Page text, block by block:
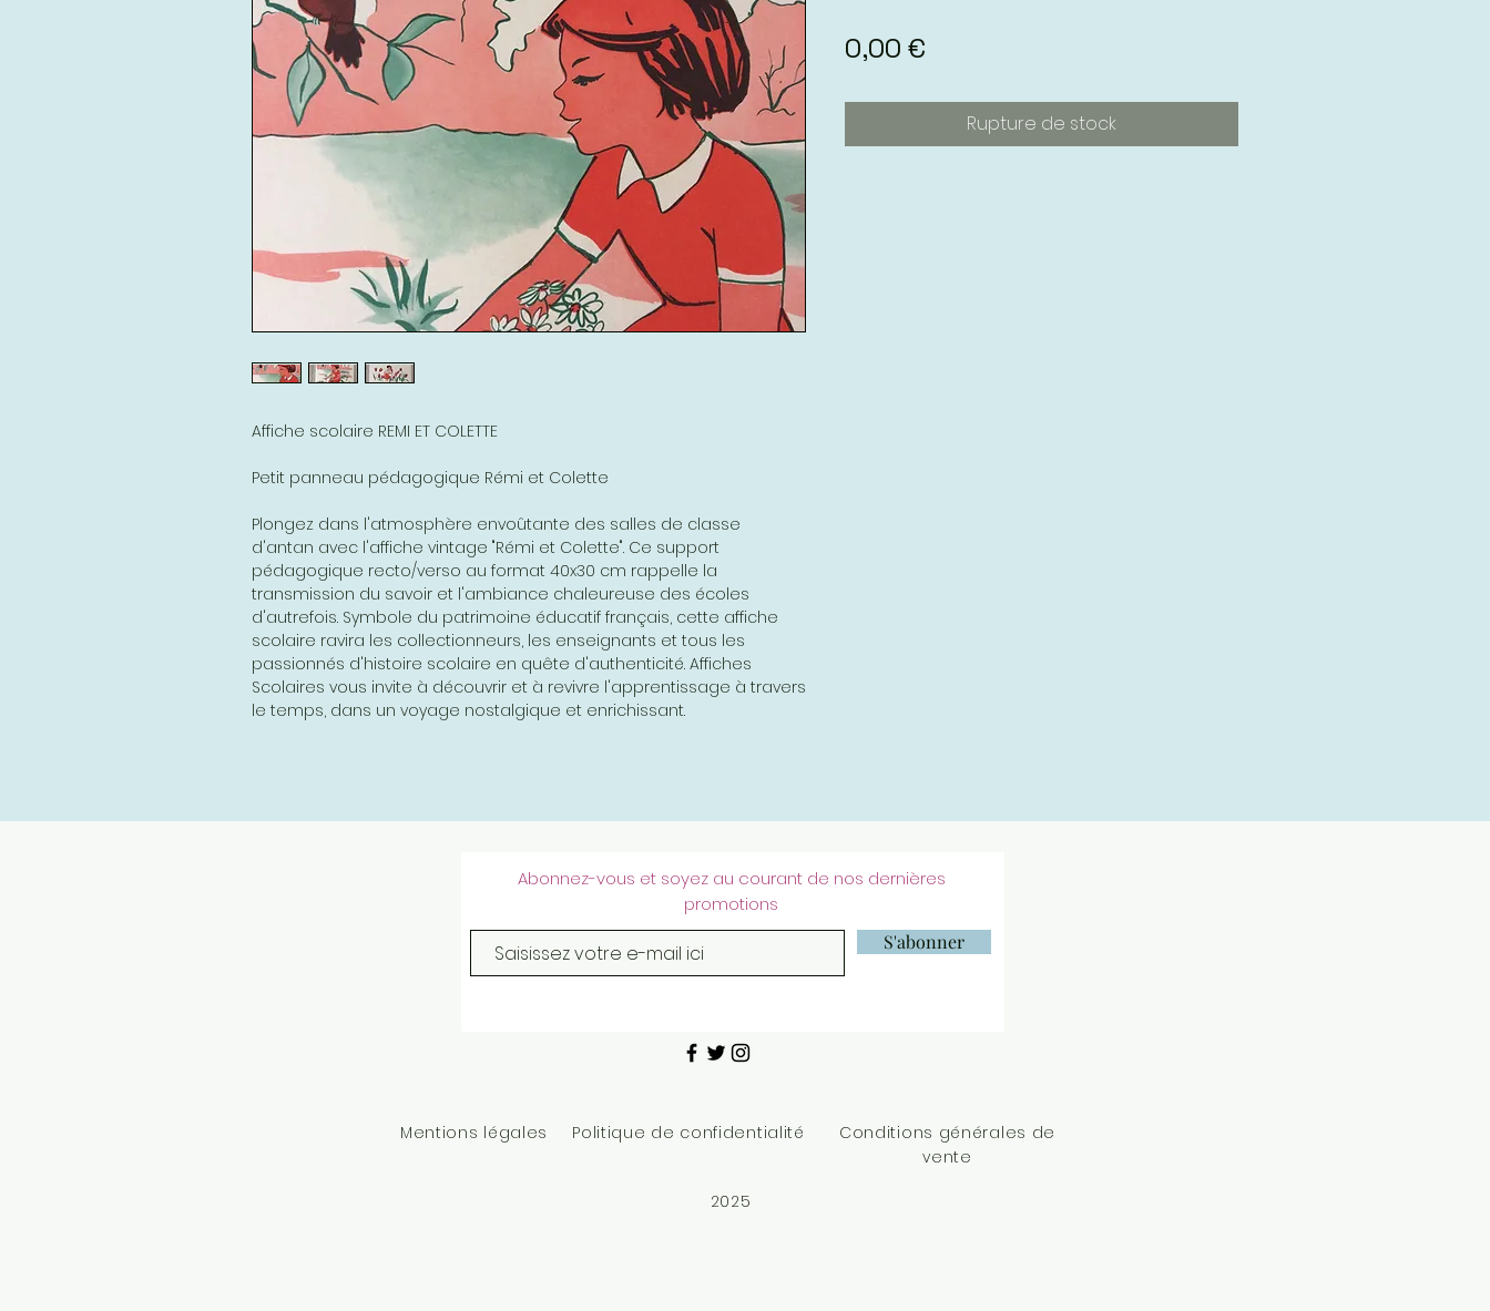
Affiche scolaire REMI ET COLETTE
Petit panneau pédagogique Rémi et Colette
Plongez dans l'atmosphère envoûtante des salles de classe
d'antan avec l'affiche vintage "Rémi et Colette". Ce support
pédagogique recto/verso au format 40x30 cm rappelle la
transmission du savoir et l'ambiance chaleureuse des écoles
d'autrefois. Symbole du patrimoine éducatif français, cette affiche
scolaire ravira les collectionneurs, les enseignants et tous les
passionnés d'histoire scolaire en quête d'authenticité. Affiches
Scolaires vous invite à découvrir et à revivre l'apprentissage à travers
le temps, dans un voyage nostalgique et enrichissant.
0,00 €
Rupture de stock
Abonnez-vous et soyez au courant de nos dernières
promotions
S'abonner
Mentions légales Politique de confidentialité
Conditions générales de
vente
2025